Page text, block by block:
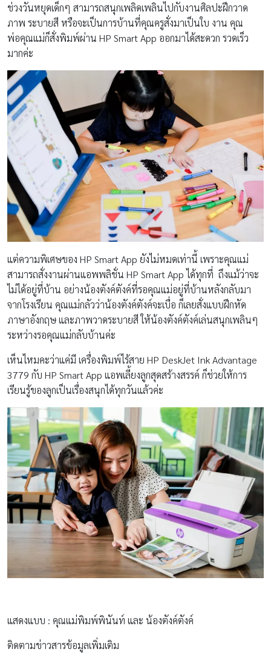
ช่วงวันหยุดเด็กๆ สามารถสนุกเพลิดเพลินไปกับงานศิลปะฝึกวาด
ภาพ ระบายสี หรือจะเป็นการบ้านที่คุณครูสั่งมาเป็นใบ งาน คุณ
พ่อคุณแม่ก็สั่งพิมพ์ผ่าน HP Smart App ออกมาได้สะดวก รวดเร็ว
มากค่ะ
แต่ความพิเศษของ HP Smart App ยังไม่หมดเท่านี้ เพราะคุณแม่
สามารถสั่งงานผ่านแอพพลิชั่น HP Smart App ได้ทุกที่ ถึงแม้ว่าจะ
ไม่ได้อยู่ที่บ้าน อย่างน้องตังค์ตังค์ที่รอคุณแม่อยู่ที่บ้านหลังกลับมา
จากโรงเรียน คุณแม่กลัวว่าน้องตังค์ตังค์จะเบื่อ ก็เลยสั่งแบบฝึกหัด
ภาษาอังกฤษ และภาพวาดระบายสี ให้น้องตังค์ตังค์เล่นสนุกเพลินๆ
ระหว่างรอคุณแม่กลับบ้านค่ะ
เห็นไหมคะว่าแค่มี เครื่องพิมพ์ไร้สาย HP DeskJet Ink Advantage
3779 กับ HP Smart App แอพเลี้ยงลูกสุดสร้างสรรค์ ก็ช่วยให้การ
เรียนรู้ของลูกเป็นเรื่องสนุกได้ทุกวันแล้วค่ะ
แสดงแบบ : คุณแม่พิมพ์พินันท์ และ น้องตังค์ตังค์
ติดตามข่าวสารข้อมูลเพิ่มเติม